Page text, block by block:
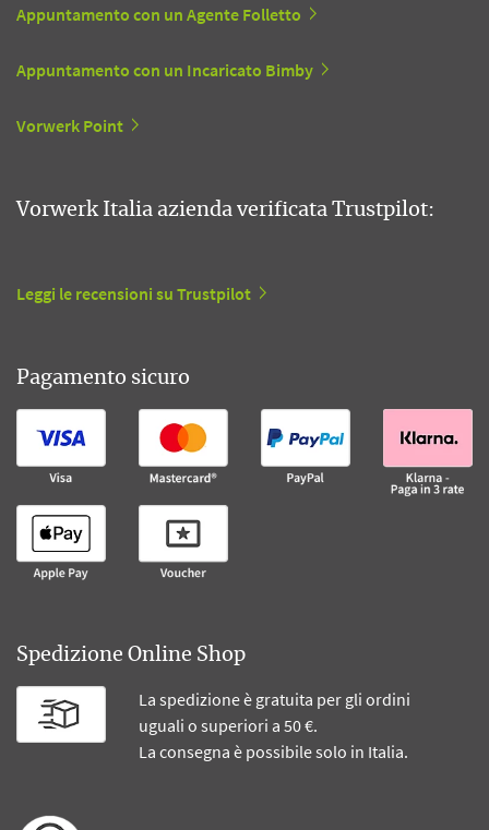
Appuntamento con un Agente Folletto
Appuntamento con un Incaricato Bimby
Vorwerk Point
Vorwerk Italia azienda verificata Trustpilot:
Leggi le recensioni su Trustpilot
Pagamento sicuro
Spedizione Online Shop
La spedizione è gratuita per gli ordini
uguali o superiori a 50 €.
La consegna è possibile solo in Italia.